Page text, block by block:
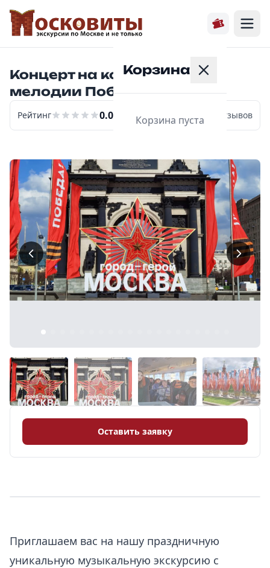
Главная
Расписание
Экскурсии
О нас
Контакты
8 (968) 778-33-22
Корзина
Корзина пуста
Концерт на колесах. Огни и
мелодии Победы.
Рейтинг 0.0 отзывов
Оставить заявку
Приглашаем вас на нашу праздничную
уникальную музыкальную экскурсию с